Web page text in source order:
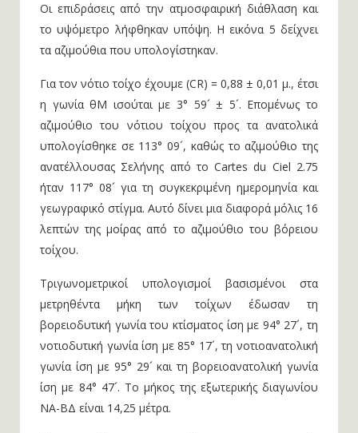
Οι επιδράσεις από την ατμοσφαιρική διάθλαση και
το υψόμετρο λήφθηκαν υπόψη. Η εικόνα 5 δείχνει
τα αζιμούθια που υπολογίστηκαν.
Για τον νότιο τοίχο έχουμε (CR) = 0,88 ± 0,01 μ., έτσι
η γωνία θM ισούται με 3° 59´ ± 5´. Επομένως το
αζιμούθιο του νότιου τοίχου προς τα ανατολικά
υπολογίσθηκε σε 113° 09´, καθώς το αζιμούθιο της
ανατέλλουσας Σελήνης από το Cartes du Ciel 2.75
ήταν 117° 08´ για τη συγκεκριμένη ημερομηνία και
γεωγραφικό στίγμα. Αυτό δίνει μια διαφορά μόλις 16
λεπτών της μοίρας από το αζιμούθιο του βόρειου
τοίχου.
Τριγωνομετρικοί υπολογισμοί βασισμένοι στα
μετρηθέντα μήκη των τοίχων έδωσαν τη
βορειοδυτική γωνία του κτίσματος ίση με 94° 27´, τη
νοτιοδυτική γωνία ίση με 85° 17´, τη νοτιοανατολική
γωνία ίση με 95° 29´ και τη βορειοανατολική γωνία
ίση με 84° 47´. Το μήκος της εξωτερικής διαγωνίου
ΝΑ-ΒΔ είναι 14,25 μέτρα.